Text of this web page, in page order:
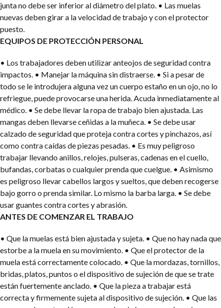
junta no debe ser inferior al diámetro del plato. • Las muelas
nuevas deben girar a la velocidad de trabajo y con el protector
puesto.
EQUIPOS DE PROTECCIÓN PERSONAL
• Los trabajadores deben utilizar anteojos de seguridad contra
impactos. • Manejar la máquina sin distraerse. • Si a pesar de
todo se le introdujera alguna vez un cuerpo estaño en un ojo, no lo
refriegue, puede provocarse una herida. Acuda inmediatamente al
médico. • Se debe llevar la ropa de trabajo bien ajustada. Las
mangas deben llevarse ceñidas a la muñeca. • Se debe usar
calzado de seguridad que proteja contra cortes y pinchazos, así
como contra caídas de piezas pesadas. • Es muy peligroso
trabajar llevando anillos, relojes, pulseras, cadenas en el cuello,
bufandas, corbatas o cualquier prenda que cuelgue. • Asimismo
es peligroso llevar cabellos largos y sueltos, que deben recogerse
bajo gorro o prenda similar. Lo mismo la barba larga. • Se debe
usar guantes contra cortes y abrasión.
ANTES DE COMENZAR EL TRABAJO
• Que la muelas está bien ajustada y sujeta. • Que no hay nada que
estorbe a la muela en su movimiento. • Que el protector de la
muela está correctamente colocado. • Que la mordazas, tornillos,
bridas, platos, puntos o el dispositivo de sujeción de que se trate
están fuertemente anclado. • Que la pieza a trabajar está
correcta y firmemente sujeta al dispositivo de sujeción. • Que las